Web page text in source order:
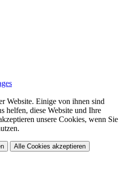
Website. Einige von ihnen sind
helfen, diese Website und Ihre
unsere Cookies, wenn Sie
Alle Cookies akzeptieren